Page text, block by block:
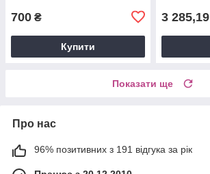
700 ₴
Купити
3 285,19
Показати ще
Про нас
96% позитивних з 191 відгука за рік